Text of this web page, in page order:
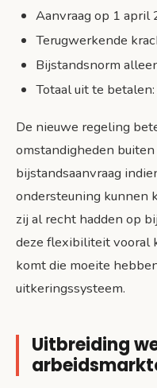
Aanvraag op 1 april
Terugwerkende
Bijstandsnorm
Totaal uit te
De nieuwe regeling
omstandigheden
bijstandsaanvraag
ondersteuning kunnen
zij al recht hadden op
deze flexibiliteit vooral
komt die moeite
uitkeringssysteem.
Uitbreiding